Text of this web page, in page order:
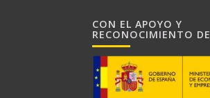
CON EL APOYO Y
RECONOCIMIENTO DE